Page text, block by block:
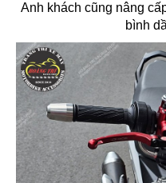
Anh khách cũng nâng
bình